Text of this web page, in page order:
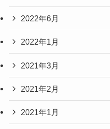
2022年6月
2022年1月
2021年3月
2021年2月
2021年1月